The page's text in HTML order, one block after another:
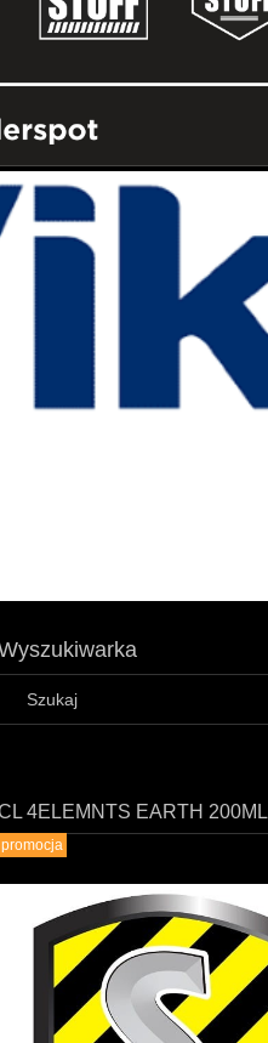
4ELEMNTS EARTH 200ML
promocja